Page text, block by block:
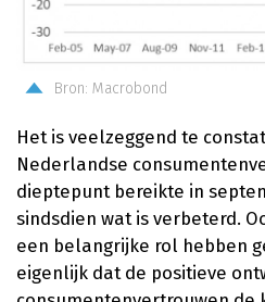
Bron: Macrobond
Het is veelzeggend te
Nederlandse
dieptepunt bereikte in
sindsdien wat is verbeterd.
een belangrijke rol hebben
eigenlijk dat de positieve